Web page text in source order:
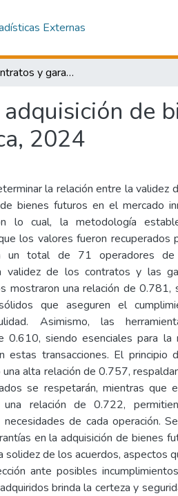
Externas
Validez de contratos y garantías en la adquisición de bienes futuros en el mercado inmobiliario del Distrito de Ica, 2024
de
2024
la relación entre la validez
bienes futuros en el mercado
lo cual, la metodología
los valores fueron recuperados
un total de 71 operadores de
validez de los contratos y las
mostraron una relación de 0.781,
que aseguren el
Asimismo, las
0.610, siendo esenciales para la
estas transacciones. El principio
alta relación de 0.757,
se respetarán, mientras que
relación de 0.722,
de cada operación.
en la adquisición de bienes
solidez de los acuerdos, aspectos
ante posibles
brinda la certeza y